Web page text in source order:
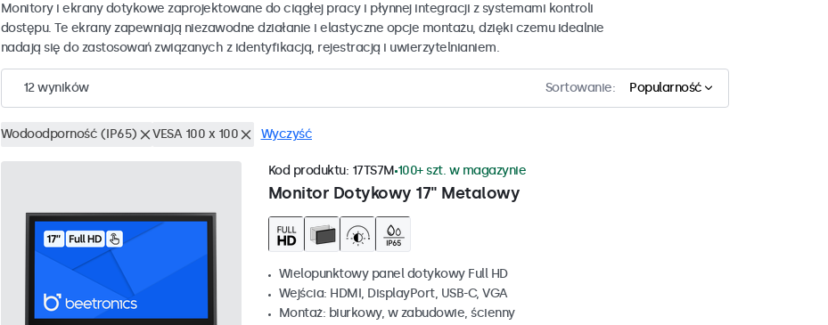
Monitory i ekrany dotykowe zaprojektowane do ciągłej pracy i płynnej integracji z systemami kontroli
dostępu. Te ekrany zapewniają niezawodne działanie i elastyczne opcje montażu, dzięki czemu idealnie
nadają się do zastosowań związanych z identyfikacją, rejestracją i uwierzytelnianiem.
12wyników Sortowanie: Popularność
Wodoodporność (IP65) VESA 100 x 100 Wyczyść
Monitor Dotykowy 17" Metalowy
Kod produktu: 17TS7M 100+ szt. w magazynie
Wielopunktowy panel dotykowy Full HD
Wejścia: HDMI, DisplayPort, USB-C, VGA
Montaż: biurkowy, w zabudowie, ścienny